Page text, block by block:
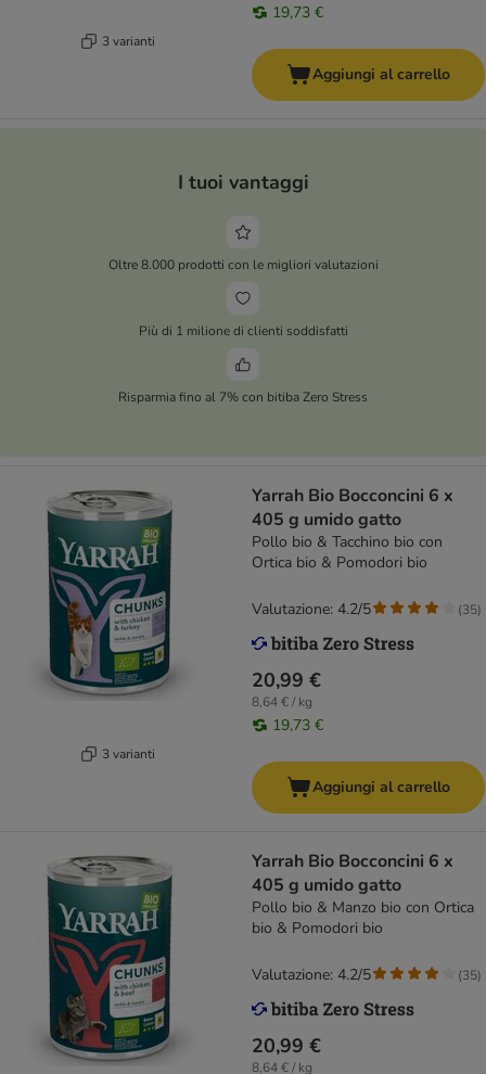
3 varianti
19,73 €
Aggiungi al carrello
I tuoi vantaggi
Oltre 8.000 prodotti con le migliori valutazioni
Più di 1 milione di clienti soddisfatti
Risparmia fino al 7% con bitiba Zero Stress
3 varianti
Yarrah Bio Bocconcini 6 x
405 g umido gatto
Pollo bio & Tacchino bio con
Ortica bio & Pomodori bio
20,99 €
8,64 € / kg
19,73 €
Valutazione: 4.2/5 (35)
Aggiungi al carrello
Yarrah Bio Bocconcini 6 x
405 g umido gatto
Pollo bio & Manzo bio con Ortica
bio & Pomodori bio
20,99 €
8,64 € / kg
Valutazione: 4.2/5 (35)